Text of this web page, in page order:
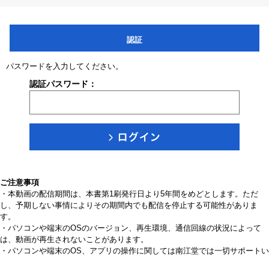
認証
パスワードを入力してください。
認証パスワード：
ご注意事項
・本動画の配信期間は、本書第1刷発行日より5年間をめどとします。ただ
し、予期しない事情によりその期間内でも配信を停止する可能性がありま
す。
・パソコンや端末のOSのバージョン、再生環境、通信回線の状況によって
は、動画が再生されないことがあります。
・パソコンや端末のOS、アプリの操作に関しては南江堂では一切サポートい